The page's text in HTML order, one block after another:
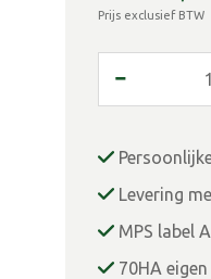
Prijs exclusief BTW
Levering
MPS label
70HA